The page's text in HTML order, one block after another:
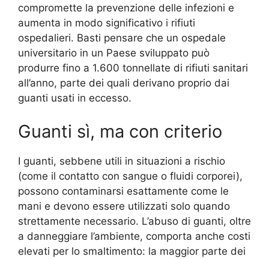
compromette la prevenzione delle infezioni e
aumenta in modo significativo i rifiuti
ospedalieri. Basti pensare che un ospedale
universitario in un Paese sviluppato può
produrre fino a 1.600 tonnellate di rifiuti sanitari
all’anno, parte dei quali derivano proprio dai
guanti usati in eccesso.
Guanti sì, ma con criterio
I guanti, sebbene utili in situazioni a rischio
(come il contatto con sangue o fluidi corporei),
possono contaminarsi esattamente come le
mani e devono essere utilizzati solo quando
strettamente necessario. L’abuso di guanti, oltre
a danneggiare l’ambiente, comporta anche costi
elevati per lo smaltimento: la maggior parte dei